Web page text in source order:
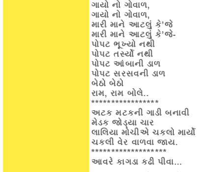
ગાયો નો ગોવાળ,
ગાયો નો ગોવાળ,
મારી માને આટલું કે’જે
મારી માને આટલું કે’જે-
પોપટ ભૂખ્યો નથી
પોપટ તર્સ્યો નથી
પોપટ આંબાની ડાળ
પોપટ સરસવની ડાળ
બેઠો બેઠો
રામ, રામ બોલે..
*****************
અટક મટકની ગાડી બનાવી
મેડક જોડ્યા ચાર
લાલિયા મોચીએ ચકલો માર્યો
ચકલી વેર વાળવા જાય.
*******************
આવરે કાગડા કઢી પીવા…